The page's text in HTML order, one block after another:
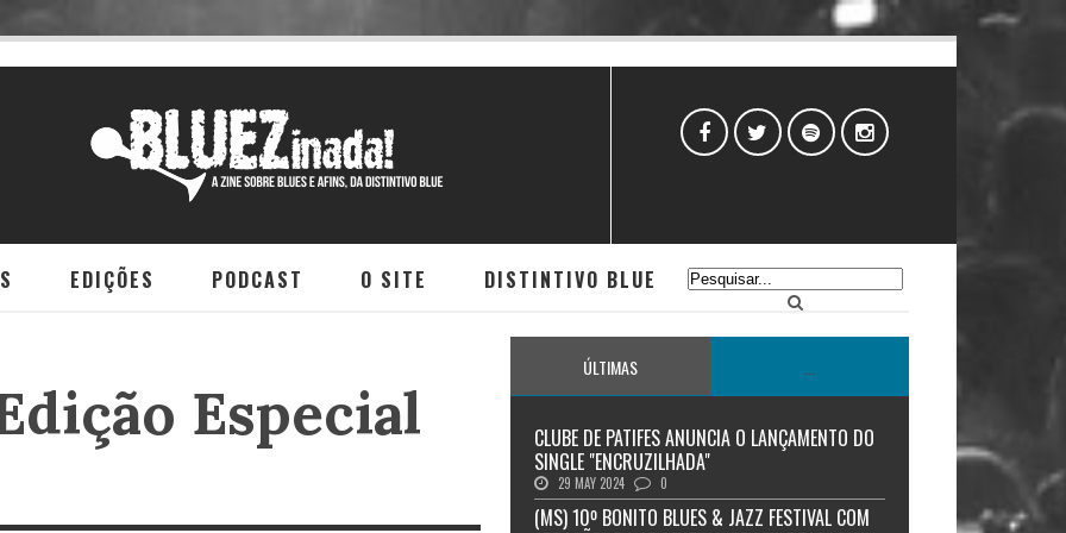
EDIÇÕES PODCAST O SITE DISTINTIVO BLUE
Especial
ÚLTIMAS
CLUBE DE PATIFES ANUNCIA O LANÇAMENTO DO
SINGLE "ENCRUZILHADA"
29 MAY 2024 0
(MS) 10º BONITO BLUES & JAZZ FESTIVAL COM